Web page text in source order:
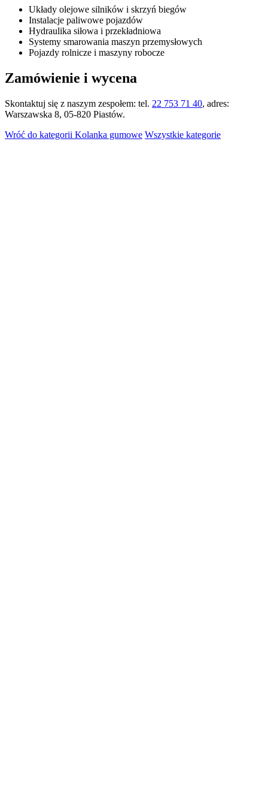
Układy olejowe silników i skrzyń biegów
Instalacje paliwowe pojazdów
Hydraulika siłowa i przekładniowa
Systemy smarowania maszyn przemysłowych
Pojazdy rolnicze i maszyny robocze
Zamówienie i wycena
Skontaktuj się z naszym zespołem: tel. 22 753 71 40, adres:
Warszawska 8, 05-820 Piastów.
Wróć do kategorii Kolanka gumowe Wszystkie kategorie